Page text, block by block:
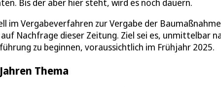
im Vergabeverfahren zur Vergabe der
Nachfrage dieser Zeitung. Ziel sei es, unmittelbar
zu beginnen, voraussichtlich im Frühjahr 2025.
Thema